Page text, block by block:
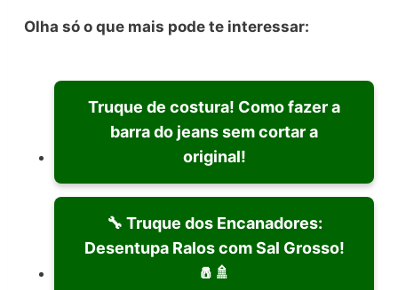
Olha só o que mais pode te interessar:
Truque de costura! Como fazer a
barra do jeans sem cortar a
original!
🔧 Truque dos Encanadores:
Desentupa Ralos com Sal Grosso!
🧂🚿